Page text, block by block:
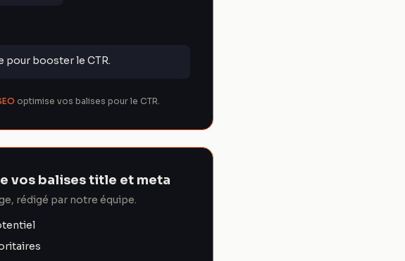
pour booster le CTR.
optimise vos balises pour le CTR.
vos balises title et meta
rédigé par notre équipe.